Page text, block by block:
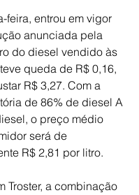
feira, entrou em vigor
anunciada pela
do diesel vendido às
queda de R$ 0,16,
R$ 3,27. Com a
de 86% de diesel A
o preço médio
será de
R$ 2,81 por litro.
Troster, a combinação